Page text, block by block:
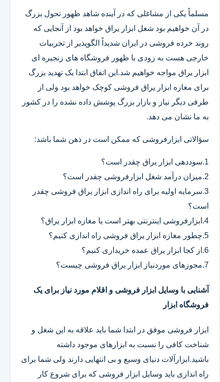
مسلماً یکی از مشاغلی که در آینده شاهد ظهور تحول بزرگ
در آن خواهیم بود شغل ابزار یراق خواهد بود از آنجایی که
روند خرده فروشی در ایران شدیداً الگوپذیر از تجربیات
خارجی هست به زودی با ظهور فروشگاه های زنجیره ای
ابزار یراق مواجه خواهیم شد.این اتفاق ابتدا یک تهدید بزرگ
برای مغازه ابزار یراق فروشی کوچک خواهد بود ولی از
طرفی دیگر نیاز و بازار بزرگ پوشش داده نشده را در کشور
به ما نشان می دهد.
سؤالاتی ابزارفروشی که ممکن است در ذهن شما باشد:
1.سوددهی ابزار یراق چقدر است؟
2.میزان درآمد شغل ابزارفروشی چقدر است؟
3.سرمایه اولیه برای راه اندازی ابزار یراق فروشی چقدر
است؟
4.ابزارفروشی اینترنتی بهتر است یا مغازه ابزار یراق؟
5.چطور مغازه ابزار یراق فروشی راه اندازی کنیم؟
6.از کجا ابزار یراق عمده خریداری کنیم؟
7.مجوزهای موردنیاز ابزار یراق فروشی چیست؟
آشنایی با وسایل ابزار فروشی و اقلام مورد نیاز برای یک
فروشگاه ابزار
ابزار فروشی موفق در ابتدا شما باید علاقه به این شغل و
شناخت کافی را نسبت به ابزارهای موجود داشته
باشید.ابزارآلات دنیای وسیع و بی انتهایی دارند ولی شما برای
راه اندازی باید وسایل ابزار فروشی که برای شروع کار